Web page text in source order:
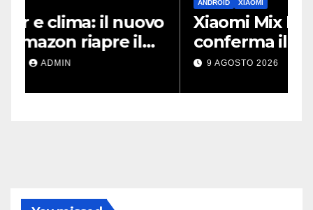
Xiaomi Mix Fold 5, un leak
conferma il design a
passaporto e HyperOS 4
9 AGOSTO 2026